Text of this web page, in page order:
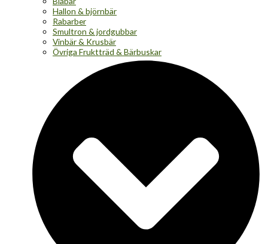
Hallon & björnbär
Rabarber
Smultron & jordgubbar
Vinbär & Krusbär
Övriga Fruktträd & Bärbuskar